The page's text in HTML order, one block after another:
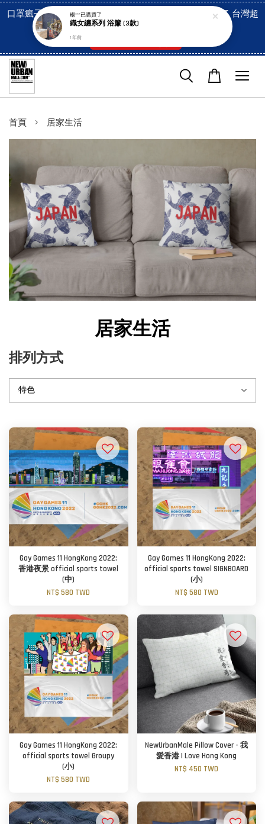
口罩瘋子官網, 放心訂購! 香港澳門信用卡付費已經開啓了 台灣超
市貨到付款也是!
首頁 › 居家生活
居家生活
排列方式
Gay Games 11 HongKong 2022:
香港夜景 official sports towel
(中)
NT$ 580 TWD
Gay Games 11 HongKong 2022:
official sports towel SIGNBOARD
(小)
NT$ 580 TWD
Gay Games 11 HongKong 2022:
official sports towel Groupy
(小)
NT$ 580 TWD
NewUrbanMale Pillow Cover - 我
愛香港 I Love Hong Kong
NT$ 450 TWD